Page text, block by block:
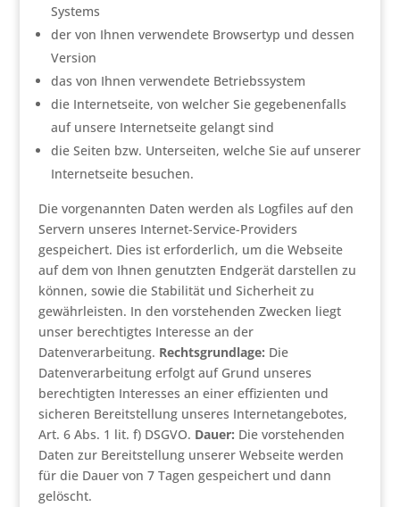
Systems
der von Ihnen verwendete Browsertyp und dessen
Version
das von Ihnen verwendete Betriebssystem
die Internetseite, von welcher Sie gegebenenfalls
auf unsere Internetseite gelangt sind
die Seiten bzw. Unterseiten, welche Sie auf unserer
Internetseite besuchen.
Die vorgenannten Daten werden als Logfiles auf den
Servern unseres Internet-Service-Providers
gespeichert. Dies ist erforderlich, um die Webseite
auf dem von Ihnen genutzten Endgerät darstellen zu
können, sowie die Stabilität und Sicherheit zu
gewährleisten. In den vorstehenden Zwecken liegt
unser berechtigtes Interesse an der
Datenverarbeitung. Rechtsgrundlage: Die
Datenverarbeitung erfolgt auf Grund unseres
berechtigten Interesses an einer effizienten und
sicheren Bereitstellung unseres Internetangebotes,
Art. 6 Abs. 1 lit. f) DSGVO. Dauer: Die vorstehenden
Daten zur Bereitstellung unserer Webseite werden
für die Dauer von 7 Tagen gespeichert und dann
gelöscht.